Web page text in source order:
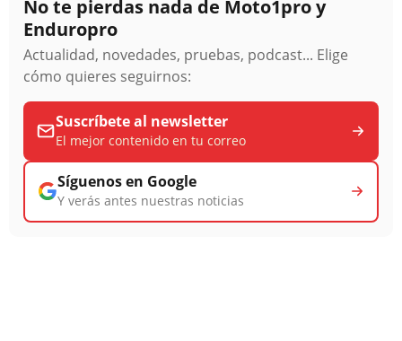
No te pierdas nada de Moto1pro y
Enduropro
Actualidad, novedades, pruebas, podcast... Elige
cómo quieres seguirnos:
Suscríbete al newsletter
El mejor contenido en tu correo
Síguenos en Google
Y verás antes nuestras noticias